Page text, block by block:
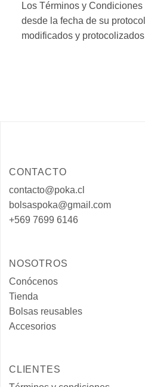
Los Términos y
desde la fecha de su
modificados y
CONTACTO
contacto@poka.cl
bolsaspoka@gmail.com
+569 7699 6146
NOSOTROS
Conócenos
Tienda
Bolsas reusables
Accesorios
CLIENTES